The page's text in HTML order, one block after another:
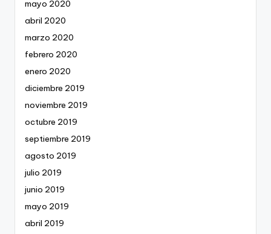
mayo 2020
abril 2020
marzo 2020
febrero 2020
enero 2020
diciembre 2019
noviembre 2019
octubre 2019
septiembre 2019
agosto 2019
julio 2019
junio 2019
mayo 2019
abril 2019